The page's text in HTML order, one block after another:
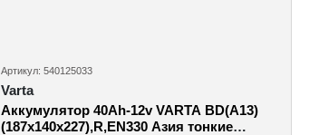
Артикул: 540125033
Varta
Аккумулятор 40Ah-12v VARTA ВD(A13)
(187x140x227),R,EN330 Азия тонкие